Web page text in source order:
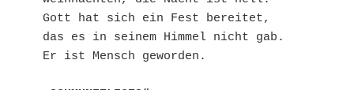
Gott hat sich ein Fest bereitet,
das es in seinem Himmel nicht gab.
Er ist Mensch geworden.